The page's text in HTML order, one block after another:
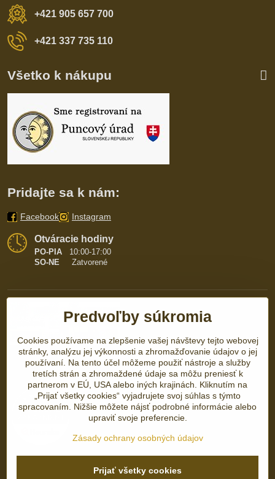
+421 905 657 700
+421 337 735 110
Všetko k nákupu
Pridajte sa k nám:
Facebook Instagram
Otváracie hodiny
PO-PIA
10:00-17:00
SO-NE Zatvorené
©2026Copyright
Predvoľby súkromia
Cookies používame na zlepšenie vašej návštevy tejto webovej
stránky, analýzu jej výkonnosti a zhromažďovanie údajov o jej
používaní. Na tento účel môžeme použiť nástroje a služby
tretích strán a zhromaždené údaje sa môžu preniesť k
partnerom v EÚ, USA alebo iných krajinách. Kliknutím na
„Prijať všetky cookies“ vyjadrujete svoj súhlas s týmto
spracovaním. Nižšie môžete nájsť podrobné informácie alebo
upraviť svoje preferencie.
Zásady ochrany osobných údajov
Prijať všetky cookies